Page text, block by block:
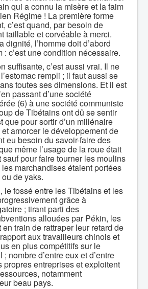
qui a connu la misère et la faim
Régime ! La première forme
c’est quand, par besoin de
taillable et corvéable à merci.
dignité, l’homme doit d’abord
: c’est une condition nécessaire.
suffisante, c’est aussi vrai. Il ne
rempli ; il faut aussi se
toutes ses dimensions. Et il est
passant d’une société
(6) à une société communiste
de Tibétains ont dû se sentir
que pour sortir d’un millénaire
et amorcer le développement de
eu besoin du savoir-faire des
même l’usage de la roue était
pour faire tourner les moulins
marchandises étaient portées
de yaks.
le fossé entre les Tibétains et les
grâce à
; tirant parti des
allouées par Pékin, les
train de rattraper leur retard de
aux travailleurs chinois et
en plus compétitifs sur le
nombre d’entre eux et d’entre
propres entreprises et exploitent
notamment
beau pays.